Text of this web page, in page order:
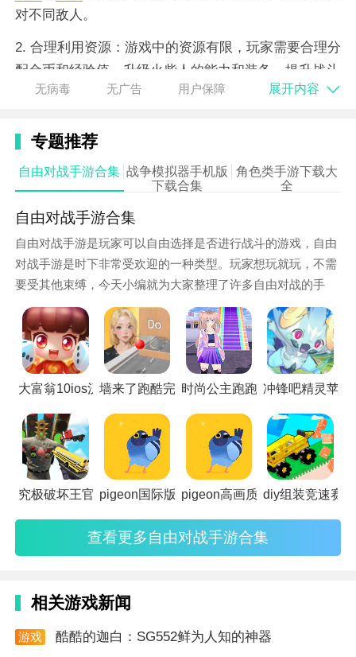
对不同敌人。
2. 合理利用资源：游戏中的资源有限，玩家需要合理分
配金币和经验值，升级火柴人的能力和装备，提升战斗
力。
家需要熟悉关卡特点，制定合适的战术和策略。
4. 解锁新角色和装备：通过完成任务和挑战，玩家可以
趣味性。
5. 参与在线对战：游戏支持在线多人模式，玩家可以与
全球玩家组队或对抗，体验团队合作的乐趣。
游戏特点
家带来全新的游戏体验。
个关卡都有不同的挑战和难度，增加了游戏的可玩性和
无病毒 无广告 用户保障 展开内容
专题推荐
自由对战手游合集 战争模拟器手机版
下载合集
角色类手游下载大
全
自由对战手游合集
自由对战手游是玩家可以自由选择是否进行战斗的游戏，自由
对战手游是时下非常受欢迎的一种类型。玩家想玩就玩，不需
要受其他束缚，今天小编就为大家整理了许多自由对战的手
游，让你畅想手机对战的乐趣，还在等什么，感兴趣就来游戏
堡下载吧！
大富翁10ios汉化版墙来了跑酷完整版时尚公主跑跑跑移植版冲锋吧精灵苹果
究极破坏王官方版pigeon国际版 pigeon高画质版diy组装竞速赛
查看更多自由对战手游合集
相关游戏新闻
游戏
酷酷的迦白：SG552鲜为人知的神器